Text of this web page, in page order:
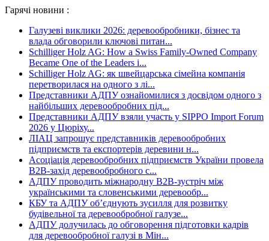
Гарячі новини :
Галузеві виклики 2026: деревообробники, бізнес та
влада обговорили ключові питан...
Schilliger Holz AG: How a Swiss Family-Owned Company
Became One of the Leaders i...
Schilliger Holz AG: як швейцарська сімейна компанія
перетворилася на одного з лі...
Представники АДПУ ознайомилися з досвідом одного з
найбільших деревообробних під...
Представники АДПУ взяли участь у SIPPO Import Forum
2026 у Цюріху...
ЛІАЦ запрошує представників деревообробних
підприємств та експортерів деревини н...
Асоціація деревообробних підприємств України провела
B2B-захід деревообробного с...
АДПУ проводить міжнародну B2B-зустріч між
українськими та словенськими деревообр...
КБУ та АДПУ об’єднують зусилля для розвитку
будівельної та деревообробної галузе...
АДПУ долучилась до обговорення підготовки кадрів
для деревообробної галузі в Мін...